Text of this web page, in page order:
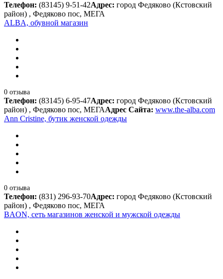
Телефон: (83145) 9-51-42Адрес: город Федяково (Кстовский
район) , Федяково пос, МЕГА
ALBA, обувной магазин
0 отзыва
Телефон: (83145) 6-95-47Адрес: город Федяково (Кстовский
район) , Федяково пос, МЕГААдрес Сайта: www.the-alba.com
Ann Cristine, бутик женской одежды
0 отзыва
Телефон: (831) 296-93-70Адрес: город Федяково (Кстовский
район) , Федяково пос, МЕГА
BAON, сеть магазинов женской и мужской одежды